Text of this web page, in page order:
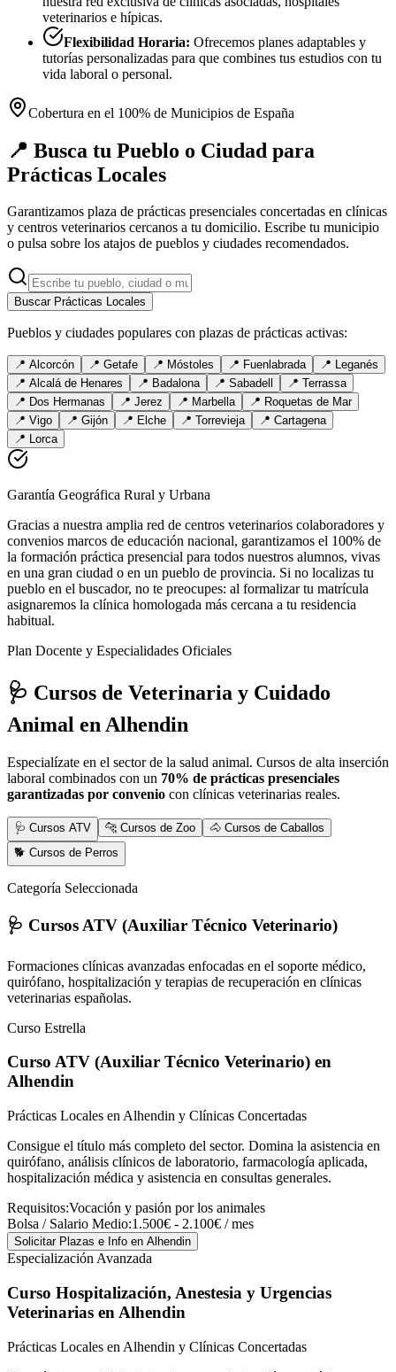
veterinarios e hípicas.
Flexibilidad Horaria: Ofrecemos planes adaptables y
tutorías personalizadas para que combines tus estudios con tu
vida laboral o personal.
Cobertura en el 100% de Municipios de España
📍 Busca tu Pueblo o Ciudad para
Prácticas Locales
Garantizamos plaza de prácticas presenciales concertadas en clínicas
y centros veterinarios cercanos a tu domicilio. Escribe tu municipio
o pulsa sobre los atajos de pueblos y ciudades recomendados.
Buscar Prácticas Locales
Pueblos y ciudades populares con plazas de prácticas activas:
📍 Alcorcón 📍 Getafe 📍 Móstoles 📍 Fuenlabrada 📍 Leganés
📍 Alcalá de Henares 📍 Badalona 📍 Sabadell 📍 Terrassa
📍 Dos Hermanas 📍 Jerez 📍 Marbella 📍 Roquetas de Mar
📍 Vigo 📍 Gijón 📍 Elche 📍 Torrevieja 📍 Cartagena
📍 Lorca
Garantía Geográfica Rural y Urbana
Gracias a nuestra amplia red de centros veterinarios colaboradores y
convenios marcos de educación nacional, garantizamos el 100% de
la formación práctica presencial para todos nuestros alumnos, vivas
en una gran ciudad o en un pueblo de provincia. Si no localizas tu
pueblo en el buscador, no te preocupes: al formalizar tu matrícula
asignaremos la clínica homologada más cercana a tu residencia
habitual.
Plan Docente y Especialidades Oficiales
🩺 Cursos de Veterinaria y Cuidado
Animal en Alhendin
Especialízate en el sector de la salud animal. Cursos de alta inserción
laboral combinados con un 70% de prácticas presenciales
garantizadas por convenio con clínicas veterinarias reales.
🩺 Cursos ATV 🐆 Cursos de Zoo
🐴 Cursos de Caballos
🐕 Cursos de Perros
Categoría Seleccionada
🩺 Cursos ATV (Auxiliar Técnico Veterinario)
Formaciones clínicas avanzadas enfocadas en el soporte médico,
quirófano, hospitalización y terapias de recuperación en clínicas
veterinarias españolas.
Curso Estrella
Curso ATV (Auxiliar Técnico Veterinario) en
Alhendin
Prácticas Locales en Alhendin y Clínicas Concertadas
Consigue el título más completo del sector. Domina la asistencia en
quirófano, análisis clínicos de laboratorio, farmacología aplicada,
hospitalización médica y asistencia en consultas generales.
Requisitos:Vocación y pasión por los animales
Bolsa / Salario Medio:1.500€ - 2.100€ / mes
Solicitar Plazas e Info en Alhendin
Especialización Avanzada
Curso Hospitalización, Anestesia y Urgencias
Veterinarias en Alhendin
Prácticas Locales en Alhendin y Clínicas Concertadas